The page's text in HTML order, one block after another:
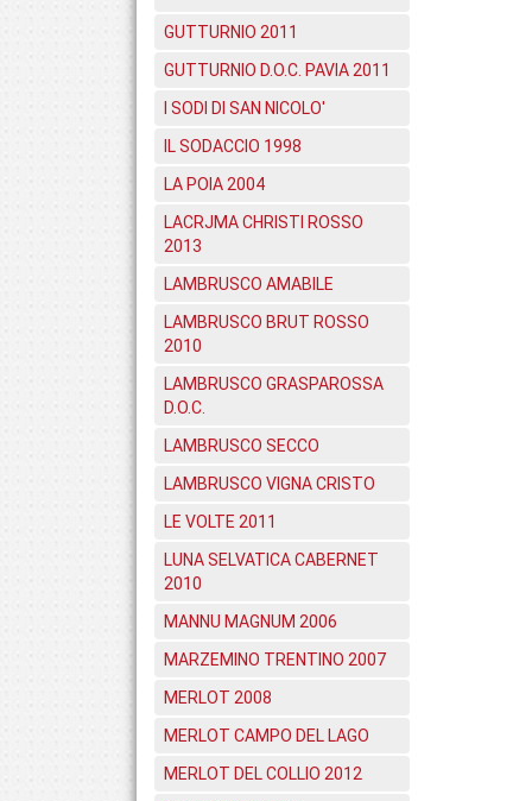
GUTTURNIO 2011
GUTTURNIO D.O.C. PAVIA 2011
I SODI DI SAN NICOLO'
IL SODACCIO 1998
LA POIA 2004
LACRJMA CHRISTI ROSSO
2013
LAMBRUSCO AMABILE
LAMBRUSCO BRUT ROSSO
2010
LAMBRUSCO GRASPAROSSA
D.O.C.
LAMBRUSCO SECCO
LAMBRUSCO VIGNA CRISTO
LE VOLTE 2011
LUNA SELVATICA CABERNET
2010
MANNU MAGNUM 2006
MARZEMINO TRENTINO 2007
MERLOT 2008
MERLOT CAMPO DEL LAGO
MERLOT DEL COLLIO 2012